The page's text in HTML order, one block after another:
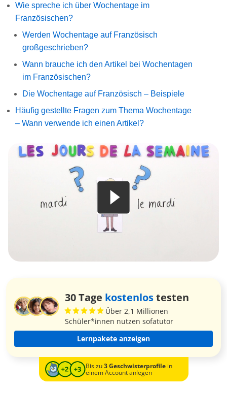
Wie spreche ich über Wochentage im
Französischen?
Werden Wochentage auf Französisch
großgeschrieben?
Wann brauche ich den Artikel bei Wochentagen
im Französischen?
Die Wochentage auf Französisch – Beispiele
Häufig gestellte Fragen zum Thema Wochentage
– Wann verwende ich einen Artikel?
30 Tage kostenlostesten
Über 2,1 Millionen
Schüler*innen nutzen sofatutor
Lernpakete anzeigen
Bis zu3 Geschwisterprofilein
einem Account anlegen